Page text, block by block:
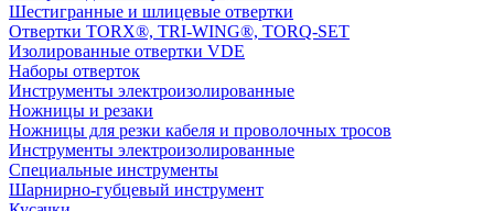
Шестигранные и шлицевые отвертки
Отвертки TORX®, TRI-WING®, TORQ-SET
Изолированные отвертки VDE
Наборы отверток
Инструменты электроизолированные
Ножницы и резаки
Ножницы для резки кабеля и проволочных тросов
Инструменты электроизолированные
Специальные инструменты
Шарнирно-губцевый инструмент